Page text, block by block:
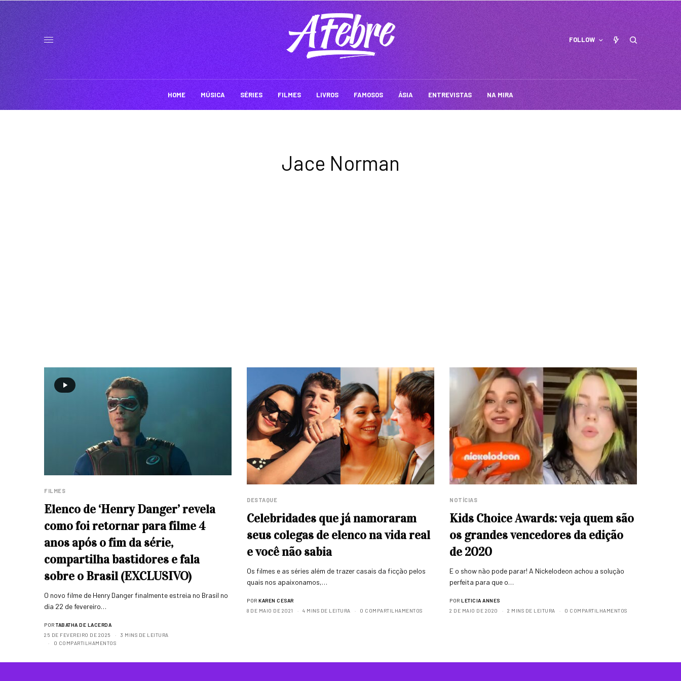
FOLLOW
HOME MÚSICA SÉRIES FILMES LIVROS FAMOSOS ÁSIA ENTREVISTAS NA MIRA
Jace Norman
FILMES
Elenco de ‘Henry Danger’ revela
como foi retornar para filme 4
anos após o fim da série,
compartilha bastidores e fala
sobre o Brasil (EXCLUSIVO)
O novo filme de Henry Danger finalmente estreia no Brasil no
dia 22 de fevereiro…
POR TABATHA DE LACERDA
25 DE FEVEREIRO DE 2025
3 MINS DE LEITURA
0 COMPARTILHAMENTOS
DESTAQUE
Celebridades que já namoraram
seus colegas de elenco na vida real
e você não sabia
Os filmes e as séries além de trazer casais da ficção pelos
quais nos apaixonamos,…
POR KAREN CESAR
8 DE MAIO DE 2021
4 MINS DE LEITURA 0 COMPARTILHAMENTOS
NOTÍCIAS
Kids Choice Awards: veja quem são
os grandes vencedores da edição
de 2020
E o show não pode parar! A Nickelodeon achou a solução
perfeita para que o…
POR LETICIA ANNES
2 DE MAIO DE 2020
2 MINS DE LEITURA 0 COMPARTILHAMENTOS